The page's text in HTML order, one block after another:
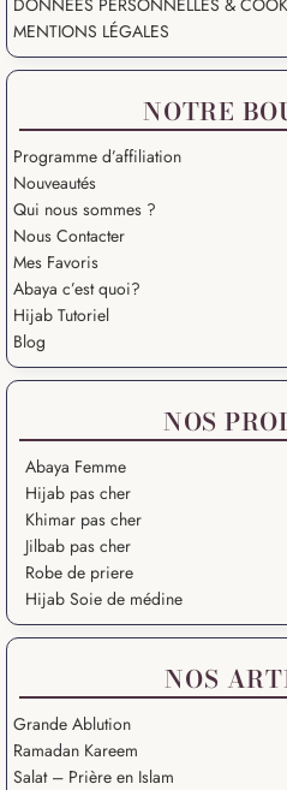
DONNÉES PERSONNELLES &
MENTIONS LÉGALES
NOTRE
Programme d’affiliation
Nouveautés
Qui nous sommes ?
Nous Contacter
Mes Favoris
Abaya c’est quoi?
Hijab Tutoriel
Blog
NOS
Abaya Femme
Hijab pas cher
Khimar pas cher
Jilbab pas cher
Robe de priere
Hijab Soie de médine
NOS
Grande Ablution
Ramadan Kareem
Salat – Prière en Islam